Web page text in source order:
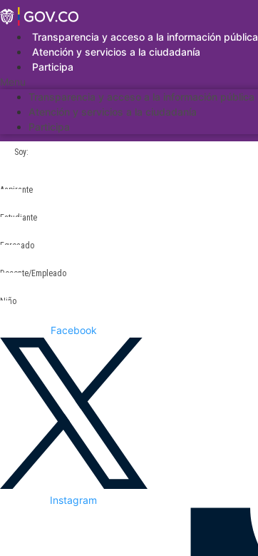
Saltar
al
contenidoTransparencia y acceso a la información pública
Atención y servicios a la ciudadanía
Participa
Menu
Transparencia y acceso a la información pública
Atención y servicios a la ciudadanía
Participa
Soy:
Aspirante
Estudiante
Egresado
Docente/Empleado
Niño
Facebook
Instagram